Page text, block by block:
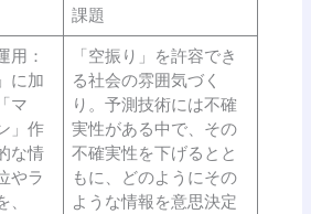
課題
用：
に加
マ
」作
な情
やラ
「空振り」を許容でき
る社会の雰囲気づく
り。予測技術には不確
実性がある中で、その
不確実性を下げるとと
もに、どのようにその
ような情報を意思決定